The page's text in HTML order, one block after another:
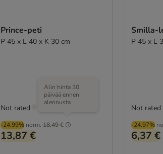
Prince-peti
P 45 x L 40 x K 30 cm
-24.99% norm. 18,49 €
Alin hinta 30
päivää ennen
alennusta
13,87 €
Not rated
Smilla-
P 45 x L
-24.97%
6,37 €
Not rated